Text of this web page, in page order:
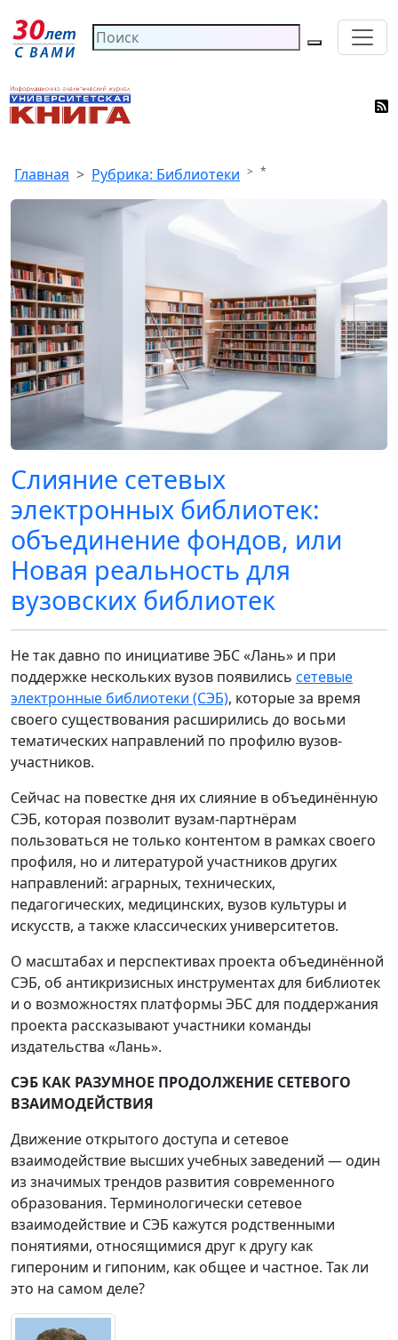
Главная Рубрика: Библиотеки *
Слияние сетевых
электронных библиотек:
объединение фондов, или
Новая реальность для
вузовских библиотек
Не так давно по инициативе ЭБС «Лань» и при
поддержке нескольких вузов появились сетевые
электронные библиотеки (СЭБ), которые за время
своего существования расширились до восьми
тематических направлений по профилю вузов-
участников.
Сейчас на повестке дня их слияние в объединённую
СЭБ, которая позволит вузам-партнёрам
пользоваться не только контентом в рамках своего
профиля, но и литературой участников других
направлений: аграрных, технических,
педагогических, медицинских, вузов культуры и
искусств, а также классических университетов.
О масштабах и перспективах проекта объединённой
СЭБ, об антикризисных инструментах для библиотек
и о возможностях платформы ЭБС для поддержания
проекта рассказывают участники команды
издательства «Лань».
СЭБ КАК РАЗУМНОЕ ПРОДОЛЖЕНИЕ СЕТЕВОГО
ВЗАИМОДЕЙСТВИЯ
Движение открытого доступа и сетевое
взаимодействие высших учебных заведений — один
из значимых трендов развития современного
образования. Терминологически сетевое
взаимодействие и СЭБ кажутся родственными
понятиями, относящимися друг к другу как
гипероним и гипоним, как общее и частное. Так ли
это на самом деле?